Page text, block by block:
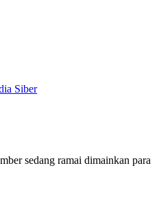
Siber
sedang ramai dimainkan para